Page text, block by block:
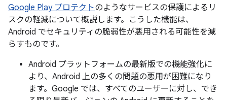
Google Play プロテクトのようなサービスの保護によるリ
スクの軽減について概説します。こうした機能は、
Android でセキュリティの脆弱性が悪用される可能性を減
らすものです。
Android プラットフォームの最新版での機能強化に
より、Android 上の多くの問題の悪用が困難になり
ます。Google では、すべてのユーザーに対し、でき